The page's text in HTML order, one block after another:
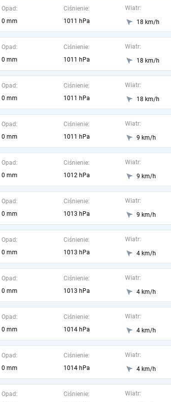
Opad:
0 mm
Ciśnienie:
1011 hPa
Wiatr:
18 km/h
Opad:
0 mm
Ciśnienie:
1011 hPa
Wiatr:
18 km/h
Opad:
0 mm
Ciśnienie:
1011 hPa
Wiatr:
18 km/h
Opad:
0 mm
Ciśnienie:
1011 hPa
Wiatr:
9 km/h
Opad:
0 mm
Ciśnienie:
1012 hPa
Wiatr:
9 km/h
Opad:
0 mm
Ciśnienie:
1013 hPa
Wiatr:
9 km/h
Opad:
0 mm
Ciśnienie:
1013 hPa
Wiatr:
4 km/h
Opad:
0 mm
Ciśnienie:
1013 hPa
Wiatr:
4 km/h
Opad:
0 mm
Ciśnienie:
1014 hPa
Wiatr:
4 km/h
Opad:
0 mm
Ciśnienie:
1014 hPa
Wiatr:
4 km/h
Opad:
Ciśnienie:
Wiatr: